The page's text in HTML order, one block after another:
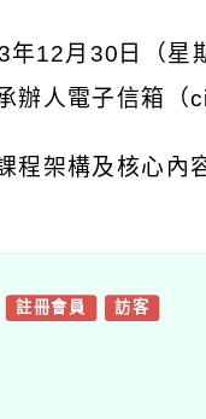
年12月 30 日（星
辦人電子信箱（
程架構及核心內
註冊會員 訪客